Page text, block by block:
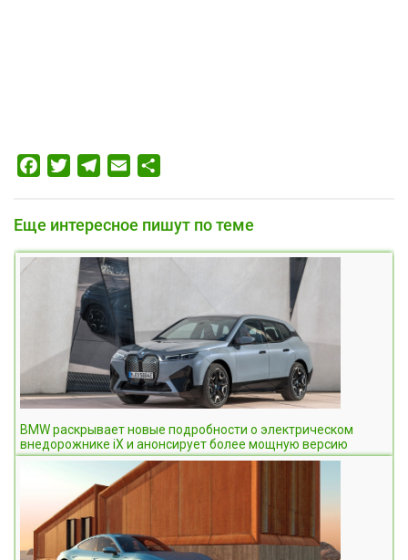
FacebookTwitterTelegram
Email
Еще интересное пишут по теме
BMW раскрывает новые подробности о электрическом
внедорожнике iX и анонсирует более мощную версию